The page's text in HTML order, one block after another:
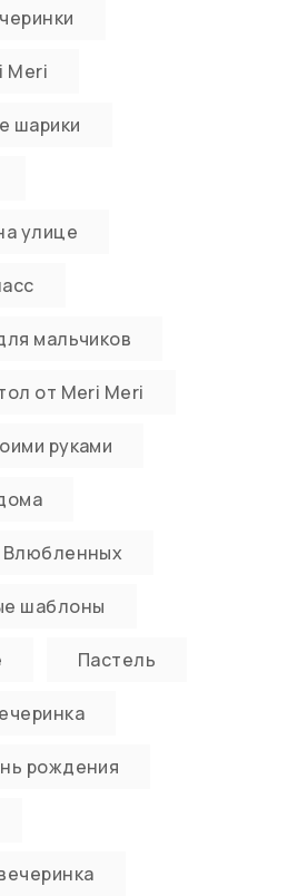
Meri
шарики
улице
мальчиков
от Meri Meri
руками
Влюбленных
шаблоны
Пастель
рождения